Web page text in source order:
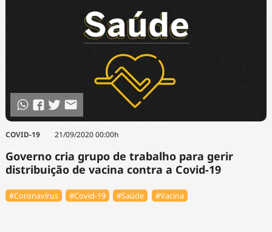
COVID-19 21/09/2020 00:00h
Governo cria grupo de trabalho para gerir
distribuição de vacina contra a Covid-19
#Coronavírus #Covid-19 #Saúde #Vacina